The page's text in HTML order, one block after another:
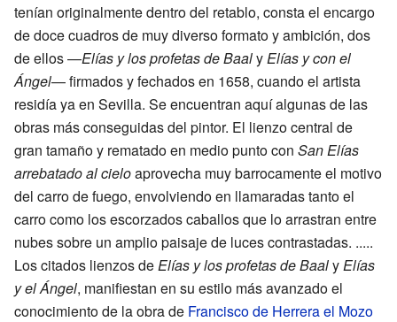
tenían originalmente dentro del retablo, consta el encargo
de doce cuadros de muy diverso formato y ambición, dos
de ellos —Elías y los profetas de BaalyElías y con el
Ángel— firmados y fechados en 1658, cuando el artista
residía ya en Sevilla. Se encuentran aquí algunas de las
obras más conseguidas del pintor. El lienzo central de
gran tamaño y rematado en medio punto con San Elías
arrebatado al cieloaprovecha muy barrocamente el motivo
del carro de fuego, envolviendo en llamaradas tanto el
carro como los escorzados caballos que lo arrastran entre
nubes sobre un amplio paisaje de luces contrastadas. .....
Los citados lienzos deElías y los profetas de BaalyElías
y el Ángel, manifiestan en su estilo más avanzado el
conocimiento de la obra de Francisco de Herrera el Mozo